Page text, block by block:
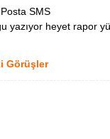
Posta SMS
yazıyor heyet rapor
Görüşler